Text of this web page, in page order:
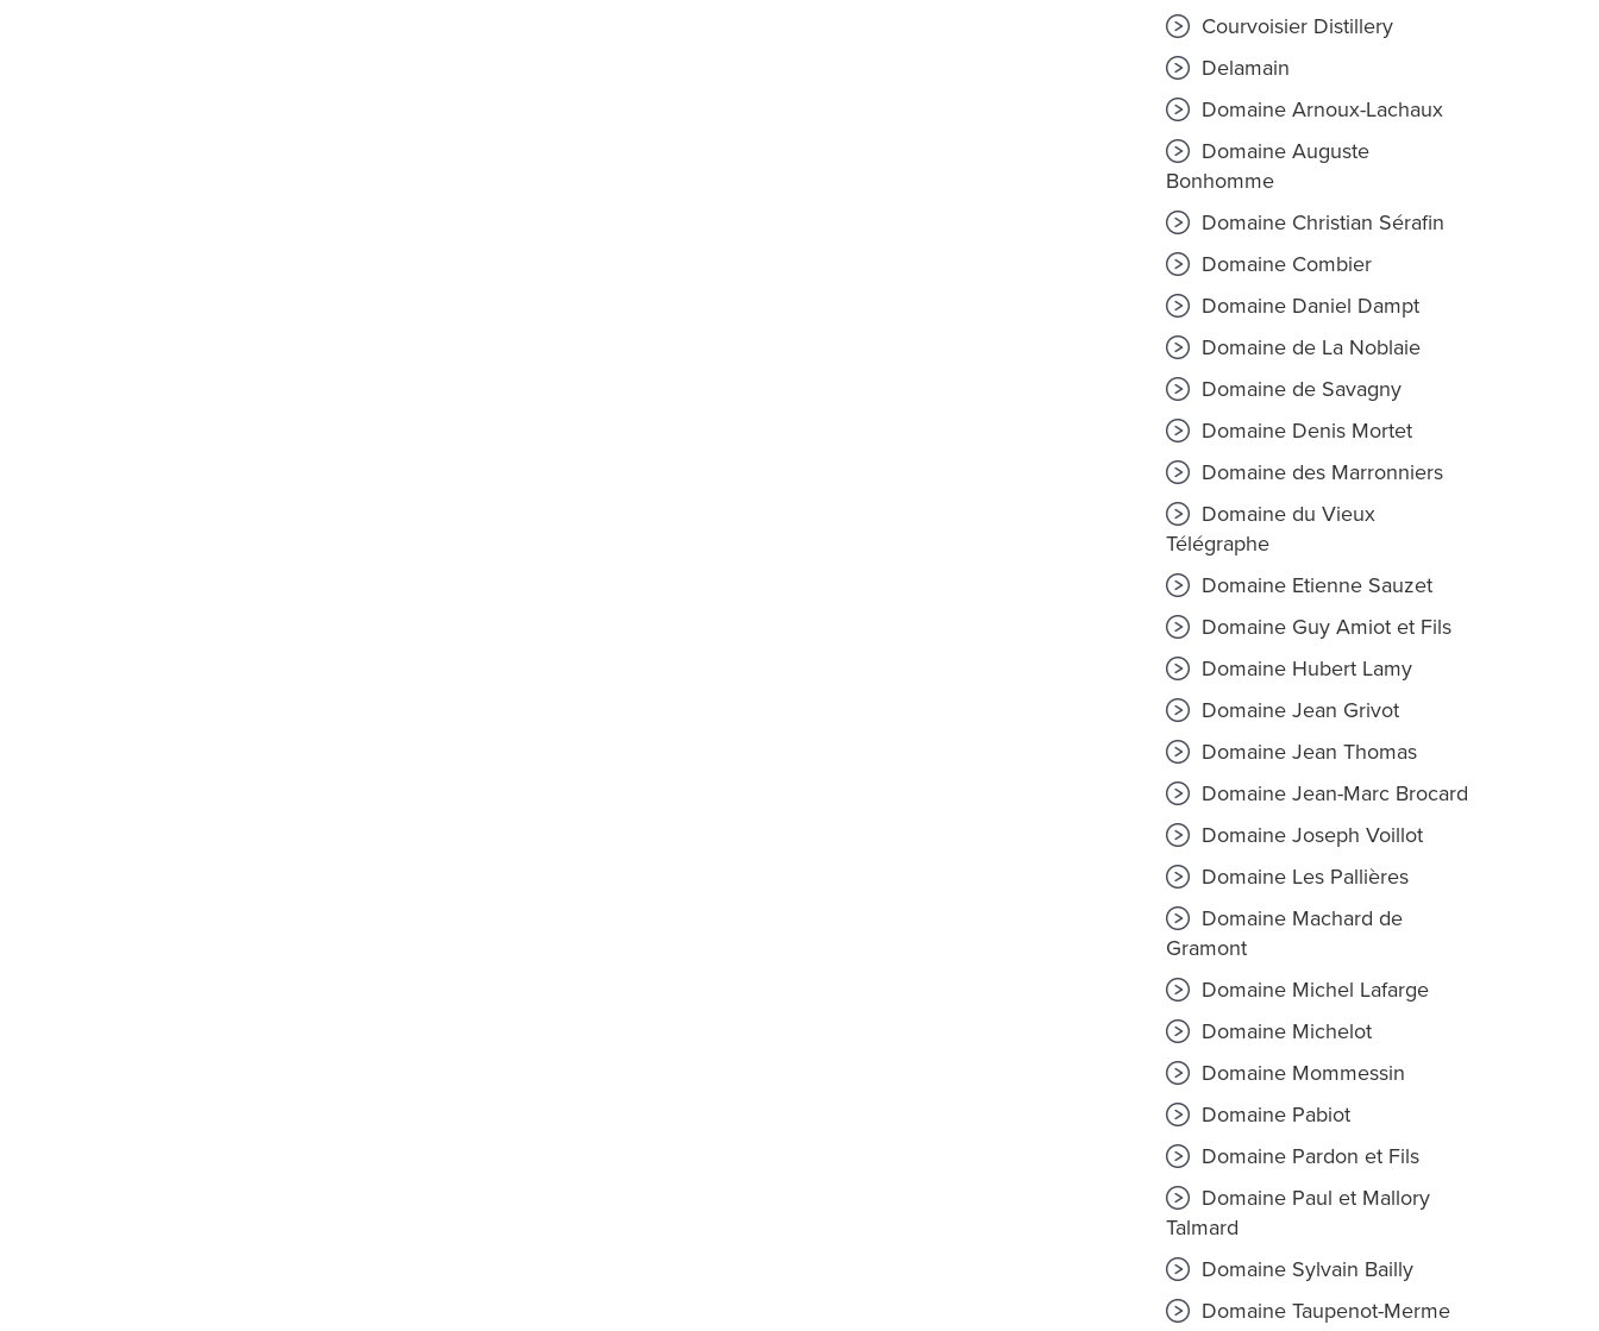
Courvoisier Distillery
Delamain
Domaine Arnoux-Lachaux
Domaine Auguste
Bonhomme
Domaine Christian Sérafin
Domaine Combier
Domaine Daniel Dampt
Domaine de La Noblaie
Domaine de Savagny
Domaine Denis Mortet
Domaine des Marronniers
Domaine du Vieux
Télégraphe
Domaine Etienne Sauzet
Domaine Guy Amiot et Fils
Domaine Hubert Lamy
Domaine Jean Grivot
Domaine Jean Thomas
Domaine Jean-Marc Brocard
Domaine Joseph Voillot
Domaine Les Pallières
Domaine Machard de
Gramont
Domaine Michel Lafarge
Domaine Michelot
Domaine Mommessin
Domaine Pabiot
Domaine Pardon et Fils
Domaine Paul et Mallory
Talmard
Domaine Sylvain Bailly
Domaine Taupenot-Merme